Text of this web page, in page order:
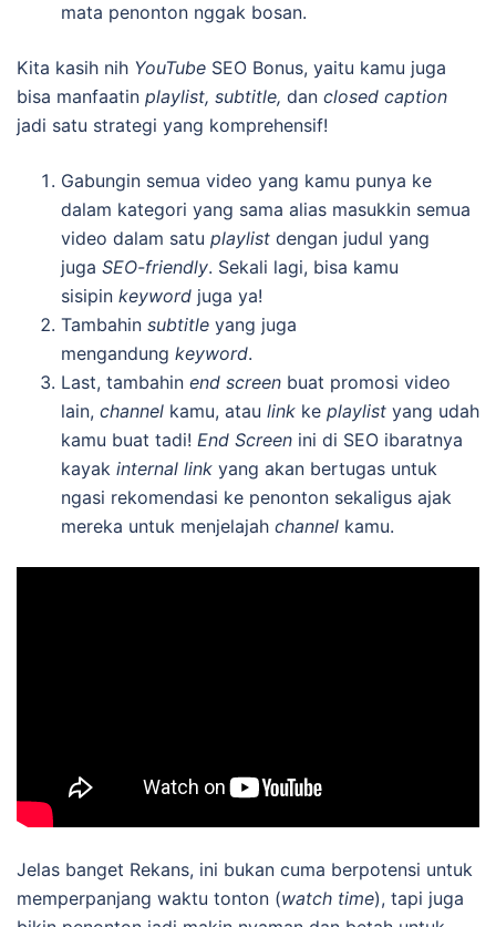
mata penonton nggak bosan.
Kita kasih nih YouTube SEO Bonus, yaitu kamu juga
bisa manfaatin playlist, subtitle, dan closed caption
jadi satu strategi yang komprehensif!
Gabungin semua video yang kamu punya ke
dalam kategori yang sama alias masukkin semua
video dalam satu playlist dengan judul yang
juga SEO-friendly. Sekali lagi, bisa kamu
sisipin keyword juga ya!
Tambahin subtitle yang juga
mengandung keyword.
Last, tambahin end screen buat promosi video
lain, channel kamu, atau link ke playlist yang udah
kamu buat tadi! End Screen ini di SEO ibaratnya
kayak internal link yang akan bertugas untuk
ngasi rekomendasi ke penonton sekaligus ajak
mereka untuk menjelajah channel kamu.
Jelas banget Rekans, ini bukan cuma berpotensi untuk
memperpanjang waktu tonton (watch time), tapi juga